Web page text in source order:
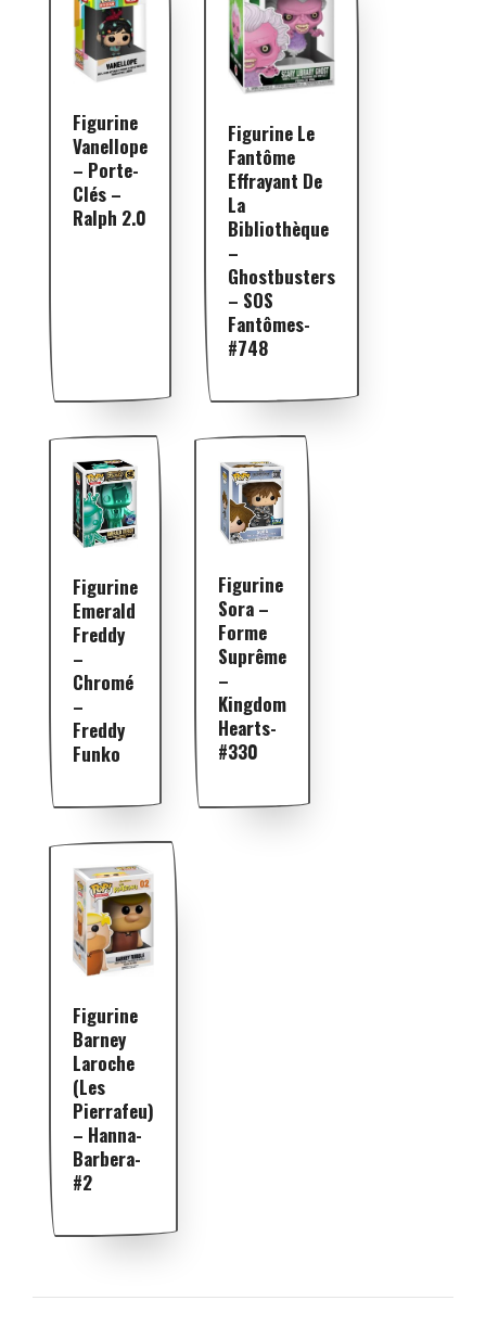
Figurine
Vanellope
– Porte-
Clés –
Ralph 2.0
Figurine Le
Fantôme
Effrayant De
La
Bibliothèque
–
Ghostbusters
– SOS
Fantômes-
#748
Figurine
Emerald
Freddy
–
Chromé
–
Freddy
Funko
Figurine
Sora –
Forme
Suprême
–
Kingdom
Hearts-
#330
Figurine
Barney
Laroche
(Les
Pierrafeu)
– Hanna-
Barbera-
#2